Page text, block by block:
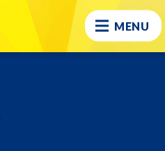
MENU